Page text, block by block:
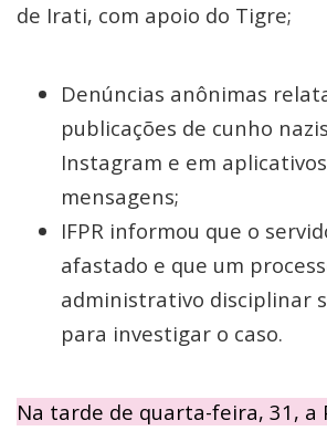
de Irati, com apoio do Tigre;
Denúncias anônimas
publicações de cunho
Instagram e em
mensagens;
IFPR informou que o
afastado e que um
administrativo disciplinar
para investigar o caso.
Na tarde de quarta-feira, 31, a